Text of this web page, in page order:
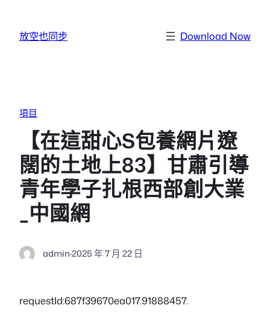
放空也同步 Download Now
項目
【在這甜心S包養網片遼
闊的土地上83】甘肅引導
青年學子扎根西部創大業
_中國網
admin·2025 年 7 月 22 日
requestId:687f39670ea017.91888457.